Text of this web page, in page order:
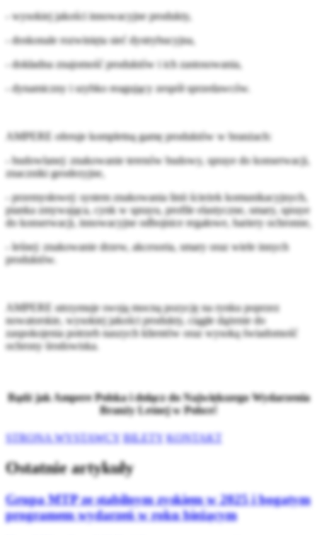
- wysokiej jakości innowacyjne produkty,
- doskonale rozwinięta sieć dystrybucyjna,
- dokładna znajomość produktów i ich zastosowania,
- dynamiczny i szybko reagujący zespół sprzedawców.
AMPERE oferuje kompletną gamę produktów w branżach:
- budowlanej: znakowanie terenów budowy, spraye do konserwacji,
znaczniki geodezyjne,
- przemysłowej: system znakowania linii ścieżek komunikacyjnych,
pianka zmywająca, cynk w sprayu, profile elastyczne, smary, spraye
do konserwacji, innowacyjne odbojnice regałowe, bariery ochronne,
- leśnej: znakowanie drzew, akcesoria, smary oraz wiele innych
produktów.
AMPERE utrzymuje swoją mocną pozycję na rynku poprzez
nowatorskie, wysokiej jakości produkty, ciągłe dążenie do
zaspokojenia potrzeb naszych klientów oraz wysoką świadomość
ochrony środowiska.
Bądź jak Ampere Polska i dołącz do Największego Wydarzenia
Branży Leśnej w Polsce!
STRONA WYSTAWCY BILETY KONTAKT
Ostatnie artykuły
Grupa MTP ze stabilnym zyskiem w 2025 i bogatym
programem wydarzeń w roku bieżącym